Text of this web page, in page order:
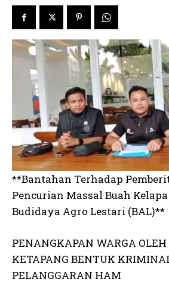
**Bantahan Terhadap
Pencurian Massal Buah
Budidaya Agro Lestari (BAL)**
PENANGKAPAN WARGA OLEH
KETAPANG BENTUK
PELANGGARAN HAM